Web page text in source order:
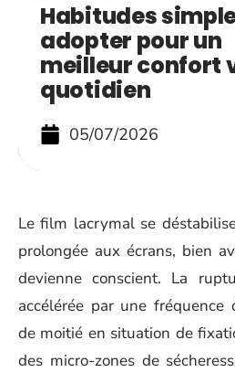
Habitudes
adopter pour un
meilleur confort
quotidien
05/07/2026
Le film lacrymal se
prolongée aux écrans, bien
devienne conscient. La
accélérée par une
de moitié en situation de
des micro-zones de